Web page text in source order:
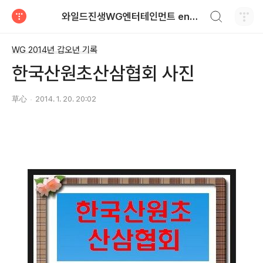
와일드진생WG엔터테인먼트 entertainment
WG 2014년 갑오년 기록
한국산원초산삼협회 사진
草心 2014. 1. 20. 20:02